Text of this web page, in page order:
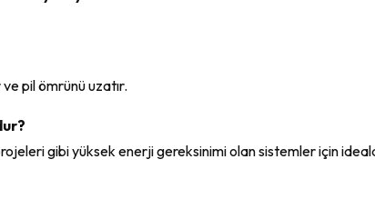
pil ömrünü uzatır.
gibi yüksek enerji gereksinimi olan sistemler için